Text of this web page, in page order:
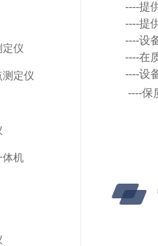
定仪
定仪
体机
----提
----提
----设
----在
----设
----保